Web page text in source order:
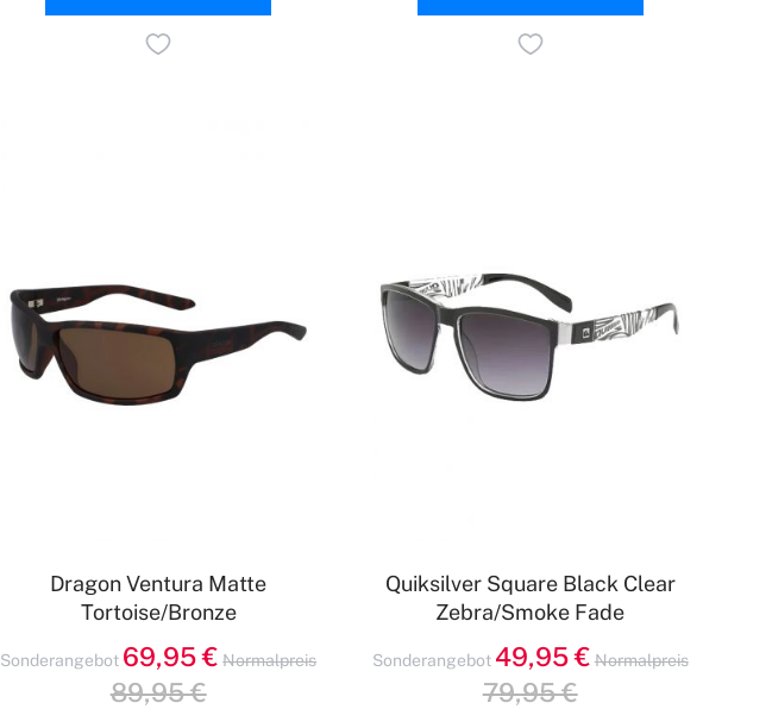
Dragon Ventura Matte
Tortoise/Bronze
Sonderangebot 69,95 € Normalpreis
89,95 €
Quiksilver Square Black Clear
Zebra/Smoke Fade
Sonderangebot 49,95 € Normalpreis
79,95 €